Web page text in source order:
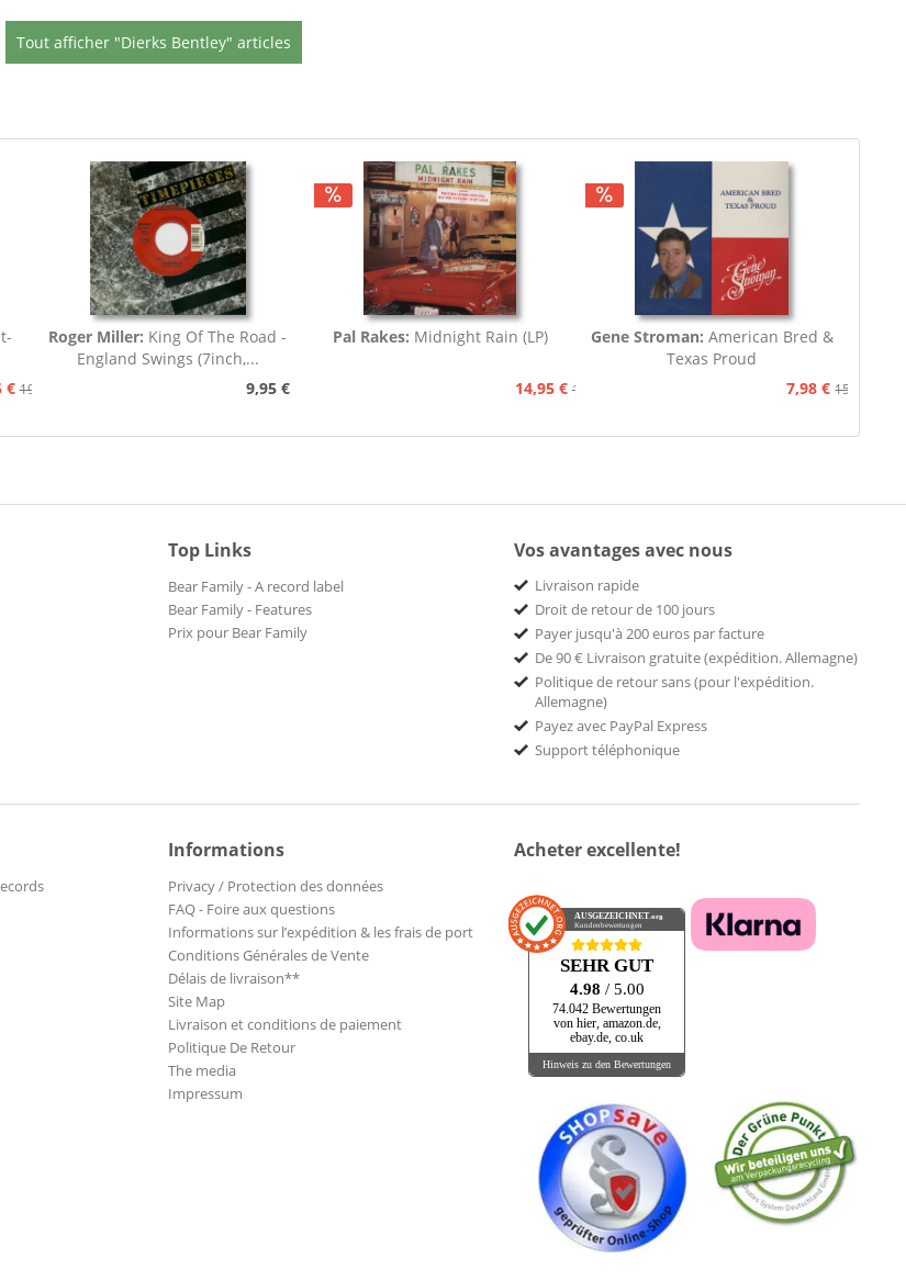
Tout afficher "Dierks Bentley" articles
€ 19,95 €
Roger Miller: King Of The Road -
England Swings (7inch,...
9,95 €
Pal Rakes: Midnight Rain (LP)
14,95 € 15,90 €
Gene Stroman: American Bred &
Texas Proud
7,98 € 15,90 €
Top Links
Bear Family - A record label
Bear Family - Features
Prix pour Bear Family
Vos avantages avec nous
Livraison rapide
Droit de retour de 100 jours
Payer jusqu'à 200 euros par facture
De 90 € Livraison gratuite (expédition. Allemagne)
Politique de retour sans (pour l'expédition.
Allemagne)
Payez avec PayPal Express
Support téléphonique
Informations
Privacy / Protection des données
FAQ - Foire aux questions
Informations sur l’expédition & les frais de port
Conditions Générales de Vente
Délais de livraison**
Site Map
Livraison et conditions de paiement
Politique De Retour
The media
Impressum
Acheter excellente!
AUSGEZEICHNET .org
Kundenbewertungen
SEHR GUT
4.98 / 5.00
74.042 Bewertungen
von hier, amazon.de,
ebay.de, co.uk
Hinweis zu den Bewertungen